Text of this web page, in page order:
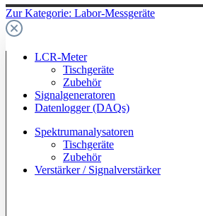
Zur Kategorie: Labor-Messgeräte
LCR-Meter
Tischgeräte
Zubehör
Signalgeneratoren
Datenlogger (DAQs)
Spektrumanalysatoren
Tischgeräte
Zubehör
Verstärker / Signalverstärker